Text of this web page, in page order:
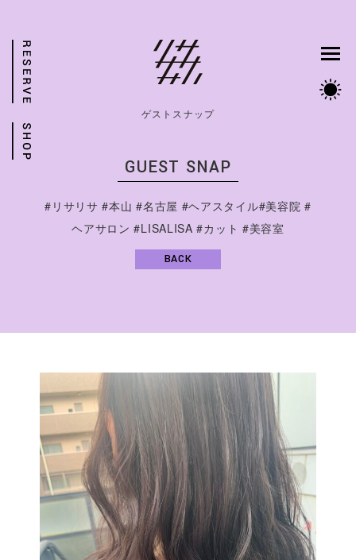
ゲストスナップ
GUEST SNAP
#リサリサ #本山 #名古屋 #ヘアスタイル#美容院 #
ヘアサロン #LISALISA #カット #美容室
BACK